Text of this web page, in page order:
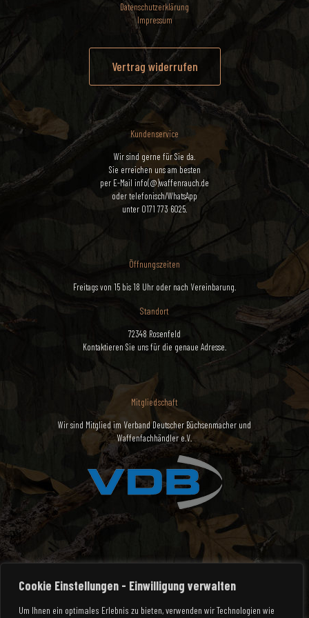
Cookie Einstellungen - Einwilligung verwalten
Um Ihnen ein optimales Erlebnis zu bieten, verwenden wir Technologien wie
Datenschutzerklärung
Impressum
Vertrag widerrufen
Kundenservice
Wir sind gerne für Sie da.
Sie erreichen uns am besten
per E-Mail info(@)waffenrauch.de
oder telefonisch/WhatsApp
unter 0171 773 6025.
Öffnungszeiten
Freitags von 15 bis 18 Uhr oder nach Vereinbarung.
Standort
72348 Rosenfeld
Kontaktieren Sie uns für die genaue Adresse.
Mitgliedschaft
Wir sind Mitglied im Verband Deutscher Büchsenmacher und
Waffenfachhändler e.V.